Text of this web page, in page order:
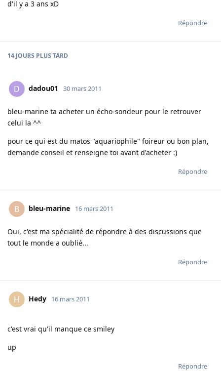
d'il y a 3 ans xD
Répondre
14 JOURS PLUS TARD
D dadou01 30 mars 2011
bleu-marine ta acheter un écho-sondeur pour le retrouver
celui la ^^
pour ce qui est du matos "aquariophile" foireur ou bon plan,
demande conseil et renseigne toi avant d'acheter :)
Répondre
B bleu-marine 16 mars 2011
Oui, c'est ma spécialité de répondre à des discussions que
tout le monde a oublié...
Répondre
H Hedy 16 mars 2011
c'est vrai qu'il manque ce smiley
up
Répondre